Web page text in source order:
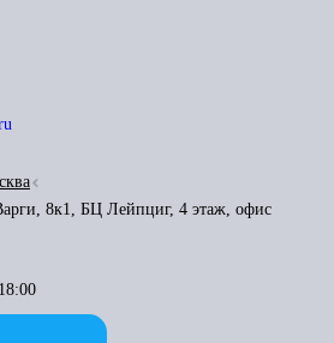
8к1, БЦ Лейпциг, 4 этаж, офис